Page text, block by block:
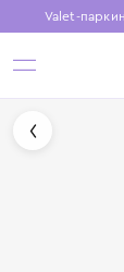
Valet-